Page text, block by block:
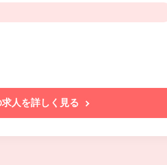
求人を詳しく見る